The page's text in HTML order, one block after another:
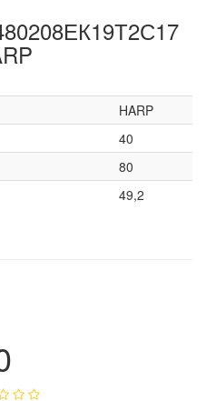
HARP
40
80
49,2